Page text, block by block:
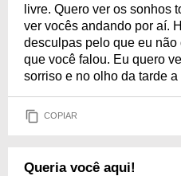
livre. Quero ver os sonhos
ver vocês andando por aí.
desculpas pelo que eu
que você falou. Eu quero
sorriso e no olho da tarde
COPIAR
Queria você aqui!